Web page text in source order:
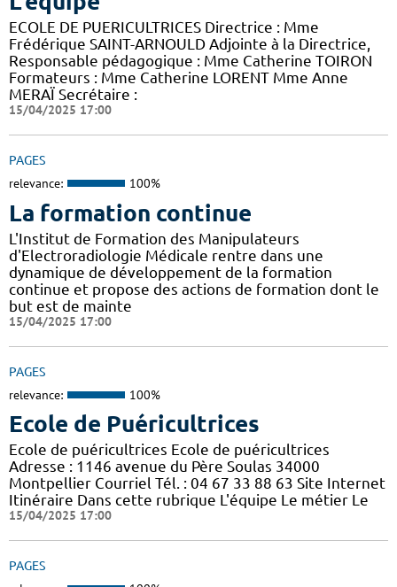
ECOLE DE PUERICULTRICES Directrice : Mme
Frédérique SAINT-ARNOULD Adjointe à la Directrice,
Responsable pédagogique : Mme Catherine TOIRON
Formateurs : Mme Catherine LORENT Mme Anne
MERAÏ Secrétaire :
15/04/2025 17:00
PAGES
relevance: 100%
La formation continue
L'Institut de Formation des Manipulateurs
d'Electroradiologie Médicale rentre dans une
dynamique de développement de la formation
continue et propose des actions de formation dont le
but est de mainte
15/04/2025 17:00
PAGES
relevance: 100%
Ecole de Puéricultrices
Ecole de puéricultrices Ecole de puéricultrices
Adresse : 1146 avenue du Père Soulas 34000
Montpellier Courriel Tél. : 04 67 33 88 63 Site Internet
Itinéraire Dans cette rubrique L'équipe Le métier Le
15/04/2025 17:00
PAGES